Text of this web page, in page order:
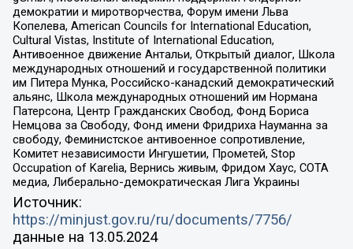
демократии и миротворчества, Форум имени Льва
Копелева, American Councils for International Education,
Cultural Vistas, Institute of International Education,
Антивоенное движение Антальи, Открытый диалог, Школа
международных отношений и государственной политики
им Питера Мунка, Российско-канадский демократический
альянс, Школа международных отношений им Нормана
Патерсона, Центр Гражданских Свобод, Фонд Бориса
Немцова за Свободу, Фонд имени Фридриха Науманна за
свободу, Феминистское антивоенное сопротивление,
Комитет независимости Ингушетии, Прометей, Stop
Occupation of Karelia, Вернись живым, Фридом Хаус, СОТА
медиа, Либерально-демократическая Лига Украины
Источник:
https://minjust.gov.ru/ru/documents/7756/
данные на 13.05.2024